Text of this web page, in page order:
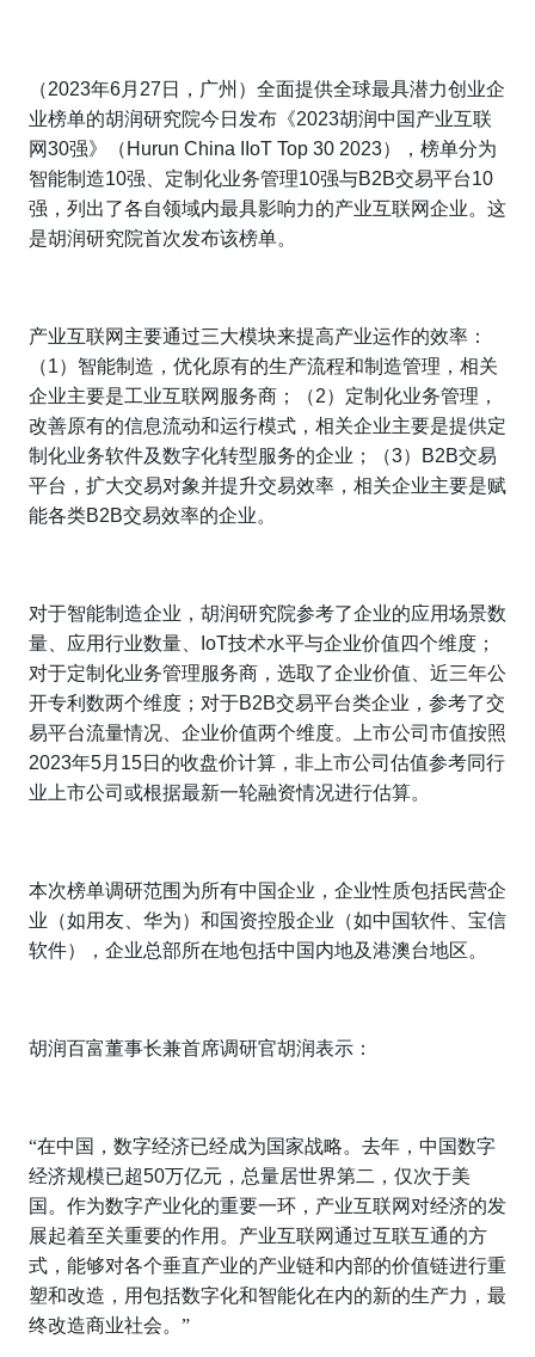
（2023年6月 27 日，广州）全面提供全球最具潜力创业企
业榜单的胡润研究院今日发布 《2023胡润中国产业互联
网30强》 （ Hurun China IIoT Top 30 2023），榜单分为
智能制造10强、定制化业务管理10强与B2B交易平台10
强，列出了各自领域内最具影响力的产业互联网企业。这
是胡润研究院首次发布该榜单。
产业互联网主要通过三大模块来提高产业运作的效率：
（1）智能制造，优化原有的生产流程和制造管理，相关
企业主要是工业互联网服务商；（2）定制化业务管理，
改善原有的信息流动和运行模式，相关企业主要是提供定
制化业务软件及数字化转型服务的企业；（3） B2B交易
平台，扩大交易对象并提升交易效率，相关企业主要是赋
能各类B2B交易效率的企业。
对于智能制造企业，胡润研究院参考了企业的应用场景数
量、应用行业数量、
IoT技术水平与企业价值四个维度；
对于定制化业务管理服务商，选取了企业价值、近三年公
开专利数两个维度；对于B2B交易平台类企业，参考了交
易平台流量情况、企业价值两个维度。上市公司市值按照
2023年5月 15日的收盘价计算，非上市公司估值参考同行
业上市公司或根据最新一轮融资情况进行估算。
本次榜单调研范围为所有中国企业，企业性质包括民营企
业（如用友、华为）和国资控股企业（如中国软件、宝信
软件），企业总部所在地包括中国内地及港澳台地区。
胡润百富董事长兼首席调研官胡润表示：
“在中国，数字经济已经成为国家战略。去年，中国数字
经济规模已超50万亿元，总量居世界第二，仅次于美
国。作为数字产业化的重要一环，产业互联网对经济的发
展起着至关重要的作用。产业互联网通过互联互通的方
式，能够对各个垂直产业的产业链和内部的价值链进行重
塑和改造，用包括数字化和智能化在内的新的生产力，最
终改造商业社会。”